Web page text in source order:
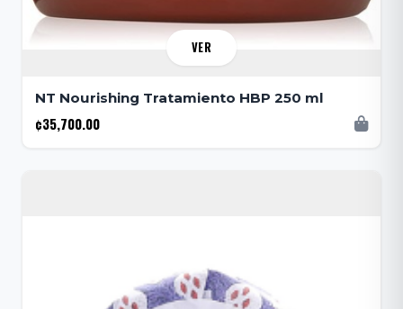
VER
NT Nourishing Tratamiento HBP 250 ml
¢35,700.00